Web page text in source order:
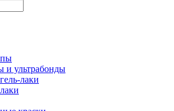
и ультрабонды
лаки